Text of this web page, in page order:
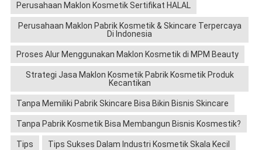
Perusahaan Maklon Kosmetik Sertifikat HALAL
Perusahaan Maklon Pabrik Kosmetik & Skincare Terpercaya
Di Indonesia
Proses Alur Menggunakan Maklon Kosmetik di MPM Beauty
Strategi Jasa Maklon Kosmetik Pabrik Kosmetik Produk
Kecantikan
Tanpa Memiliki Pabrik Skincare Bisa Bikin Bisnis Skincare
Tanpa Pabrik Kosmetik Bisa Membangun Bisnis Kosmestik?
Tips Tips Sukses Dalam Industri Kosmetik Skala Kecil